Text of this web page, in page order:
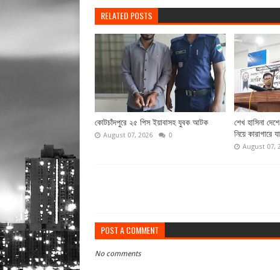
RELATED POSTS
কোটচাঁদপুরে ২৫ পিস ইয়াবাসহ যুবক আটক
August 07, 2026 0
শেখ হাসিনা
নিয়ে কারাগারে
August 07,
POST A COMMENT
No comments